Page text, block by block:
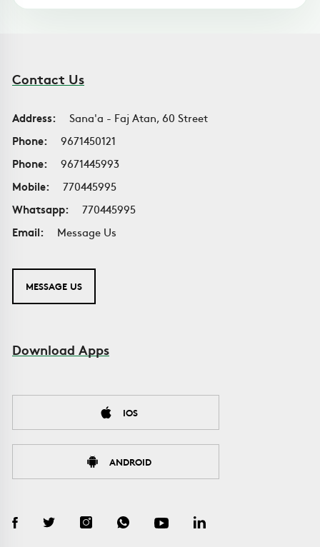
Contact Us
Address:
Sana'a - Faj Atan, 60 Street
Phone:
9671450121
Phone:
9671445993
Mobile:
770445995
Whatsapp:
770445995
Email:
Message Us
MESSAGE US
Download Apps
IOS
ANDROID